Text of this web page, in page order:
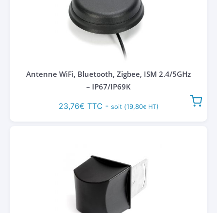
Antenne WiFi, Bluetooth, Zigbee, ISM 2.4/5GHz
– IP67/IP69K
23,76€ TTC - soit (19,80€HT)